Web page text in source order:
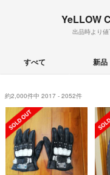
YeLLOW
出品時より
すべて 新品
約2,000件中 2017 - 2052件